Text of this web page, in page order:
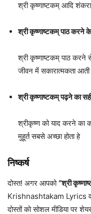
श्री कृष्णाष्टकम् आदि
श्री कृष्णाष्टकम् पाठ करने के
श्री कृष्णाष्टकम् पाठ करने
जीवन में सकारात्मकता आती
श्री कृष्णाष्टकम् पढ़ने का
श्रीकृष्ण को याद करने का
मुहूर्त सबसे अच्छा होता हे
निष्कर्ष
दोस्त! अगर आपको“श्री
Krishnashtakam Lyrics
दोस्तों को सोशल मीडिया